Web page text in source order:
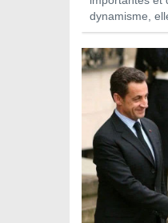
dynamisme,